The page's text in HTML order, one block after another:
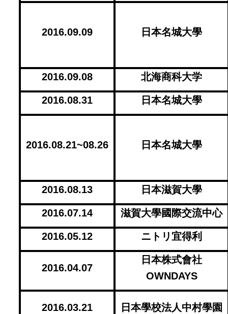
2016.09.09 日本名城大學
2016.09.08 北海商科大学
2016.08.31 日本名城大學
2016.08.21~08.26 日本名城大學
2016.08.13 日本滋賀大學
2016.07.14 滋賀大學國際交流中心
2016.05.12 ニトリ宜得利
2016.04.07
日本株式會社
OWNDAYS
2016.03.21 日本學校法人中村學園